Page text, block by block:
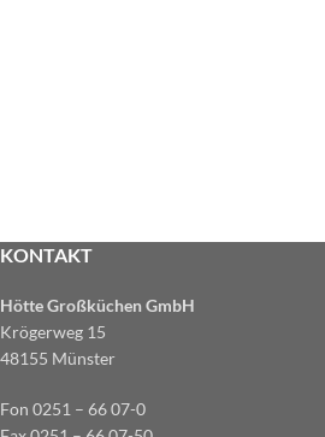
KONTAKT
Hötte Großküchen GmbH
Krögerweg 15
48155 Münster
Fon 0251 – 66 07-0